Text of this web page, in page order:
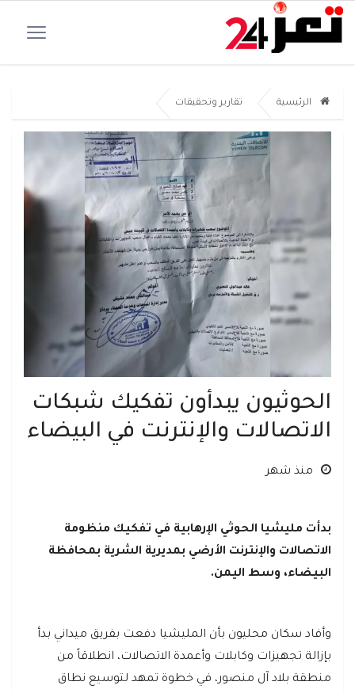
الرئيسية تقارير وتحقيقات
الحوثيون يبدأون تفكيك شبكات
الاتصالات والإنترنت في البيضاء
منذ شهر
بدأت مليشيا الحوثي الإرهابية في تفكيك منظومة
الاتصالات والإنترنت الأرضي بمديرية الشرية بمحافظة
البيضاء، وسط اليمن.
وأفاد سكان محليون بأن المليشيا دفعت بفريق ميداني بدأ
بإزالة تجهيزات وكابلات وأعمدة الاتصالات، انطلاقاً من
منطقة بلاد آل منصور، في خطوة تمهد لتوسيع نطاق